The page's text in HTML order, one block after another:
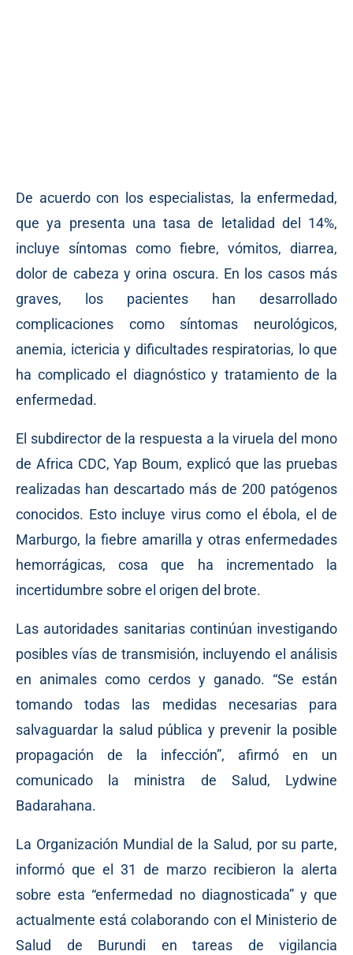
De acuerdo con los especialistas, la enfermedad,
que ya presenta una tasa de letalidad del 14%,
incluye síntomas como fiebre, vómitos, diarrea,
dolor de cabeza y orina oscura. En los casos más
graves, los pacientes han desarrollado
complicaciones como síntomas neurológicos,
anemia, ictericia y dificultades respiratorias, lo que
ha complicado el diagnóstico y tratamiento de la
enfermedad.
El subdirector de la respuesta a la viruela del mono
de Africa CDC, Yap Boum, explicó que las pruebas
realizadas han descartado más de 200 patógenos
conocidos. Esto incluye virus como el ébola, el de
Marburgo, la fiebre amarilla y otras enfermedades
hemorrágicas, cosa que ha incrementado la
incertidumbre sobre el origen del brote.
Las autoridades sanitarias continúan investigando
posibles vías de transmisión, incluyendo el análisis
en animales como cerdos y ganado. “Se están
tomando todas las medidas necesarias para
salvaguardar la salud pública y prevenir la posible
propagación de la infección”, afirmó en un
comunicado la ministra de Salud, Lydwine
Badarahana.
La Organización Mundial de la Salud, por su parte,
informó que el 31 de marzo recibieron la alerta
sobre esta “enfermedad no diagnosticada” y que
actualmente está colaborando con el Ministerio de
Salud de Burundi en tareas de vigilancia